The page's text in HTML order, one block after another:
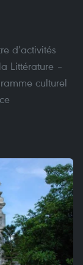
d’activités
Littérature –
culturel